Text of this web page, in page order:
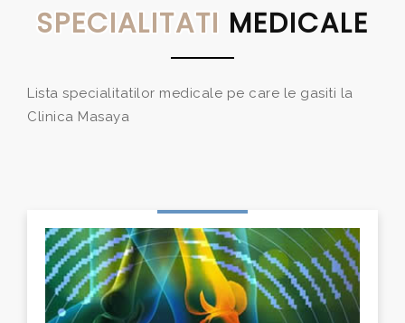
SPECIALITATI MEDICALE
Lista specialitatilor medicale pe care le gasiti la
Clinica Masaya